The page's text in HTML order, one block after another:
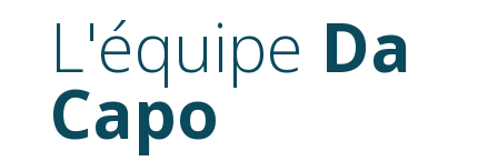
L'équipe Da
Capo